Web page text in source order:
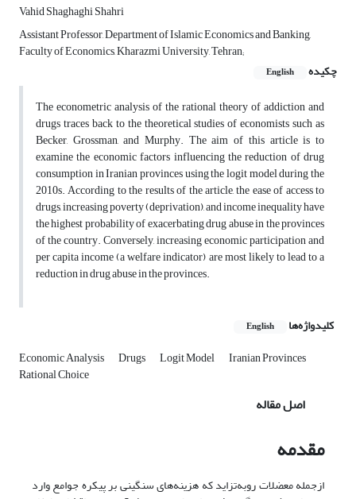
Vahid Shaghaghi Shahri
Assistant Professor, Department of Islamic Economics and Banking,
Faculty of Economics, Kharazmi University, Tehran;
چکیده
English
The econometric analysis of the rational theory of addiction and
drugs traces back to the theoretical studies of economists such as
Becker, Grossman, and Murphy. The aim of this article is to
examine the economic factors influencing the reduction of drug
consumption in Iranian provinces using the logit model during the
2010s. According to the results of the article, the ease of access to
drugs, increasing poverty (deprivation), and income inequality have
the highest probability of exacerbating drug abuse in the provinces
of the country. Conversely, increasing economic participation and
per capita income (a welfare indicator) are most likely to lead to a
reduction in drug abuse in the provinces.
کلیدواژه‌ها English
Economic Analysis Drugs Logit Model Iranian Provinces
Rational Choice
اصل مقاله
مقدمه
ازجمله معضلات روبه‌تزاید که هزینه‌های سنگینی بر پیکره جوامع وارد